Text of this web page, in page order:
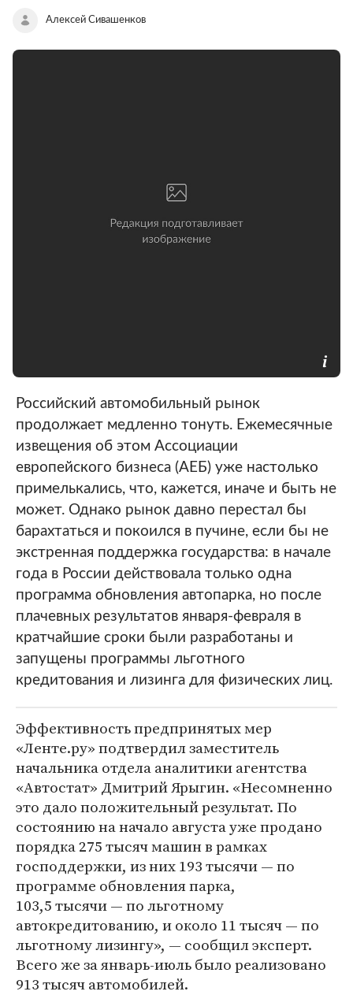
Алексей Сивашенков
Российский автомобильный рынок
продолжает медленно тонуть. Ежемесячные
извещения об этом Ассоциации
европейского бизнеса (АЕБ) уже настолько
примелькались, что, кажется, иначе и быть не
может. Однако рынок давно перестал бы
барахтаться и покоился в пучине, если бы не
экстренная поддержка государства: в начале
года в России действовала только одна
программа обновления автопарка, но после
плачевных результатов января-февраля в
кратчайшие сроки были разработаны и
запущены программы льготного
кредитования и лизинга для физических лиц.
Эффективность предпринятых мер
«Ленте.ру» подтвердил заместитель
начальника отдела аналитики агентства
«Автостат» Дмитрий Ярыгин. «Несомненно
это дало положительный результат. По
состоянию на начало августа уже продано
порядка 275 тысяч машин в рамках
господдержки, из них 193 тысячи — по
программе обновления парка,
103,5 тысячи — по льготному
автокредитованию, и около 11 тысяч — по
льготному лизингу», — сообщил эксперт.
Всего же за январь-июль было реализовано
913 тысяч автомобилей.